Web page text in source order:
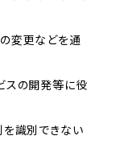
の変更などを通
スの開発等に役
を識別できない